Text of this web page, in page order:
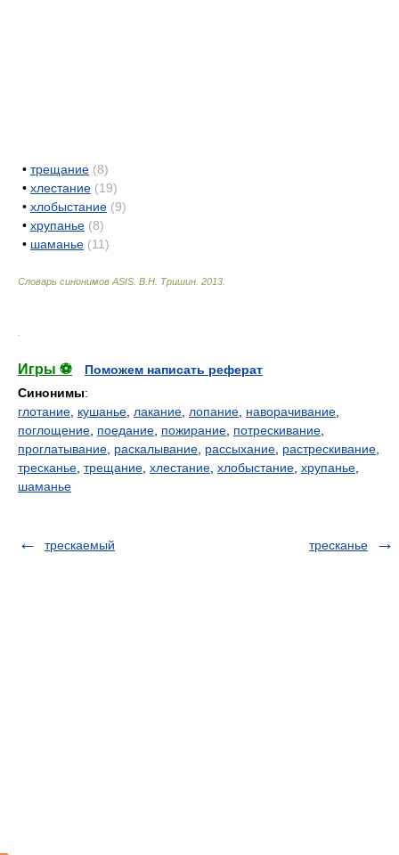
• трещание (8)
• хлестание (19)
• хлобыстание (9)
• хрупанье (8)
• шаманье (11)
Словарь синонимов ASIS. В.Н. Тришин 2013
Игры ⚽
Поможем написать реферат
Синонимы:
глотание кушанье лакание лопание наворачивание
поглощение поедание пожирание потрескивание
проглатывание раскалывание рассыхание растрескивание
тресканье трещание хлестание хлобыстание хрупанье
шаманье
трескаемый тресканье